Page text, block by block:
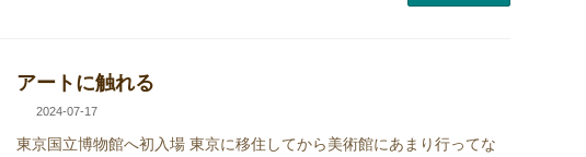
アートに触れる
2024-07-17
東京国立博物館へ初入場 東京に移住してから美術館にあまり行ってな